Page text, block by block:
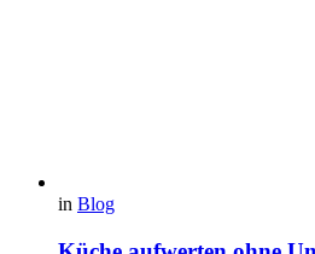
in Blog